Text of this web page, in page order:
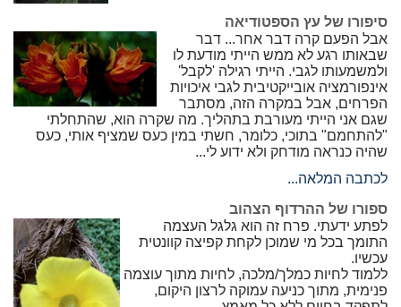
סיפורו של עץ הספטודיאה
אבל הפעם קרה דבר אחר... דבר
שבאותו רגע לא ממש הייתי מודעת לו
ולמשמעותו לגבי. הייתי רגילה 'לקבל'
אינפורמציה אובייקטיבית לגבי איכויות
הפרחים, אבל במקרה הזה, מסתבר
שגם אני הייתי מעורבת בתהליך. מה שקרה הוא, שהתחלתי
"להתחמם" בתוכי, כלומר, חשתי במין כעס שמציף אותי, כעס
שהיה כנראה מודחק ולא ידוע לי...
לכתבה המלאה...
ספורו של ההרדוף הצהוב
לפתע ידעתי. פרח זה הוא גלגל העצמה
התומך בכל מי שמוכן לקחת קפיצה קוונטית
עכשיו.
ללמוד לחיות כמלך/מלכה, לחיות מתוך עוצמה
פנימית, מתוך כניעה עמוקה לרצון היקום,